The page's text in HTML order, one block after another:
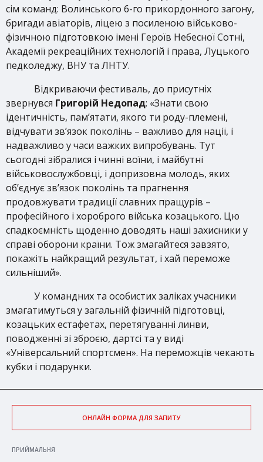
сім команд: Волинського 6-го прикордонного загону,
бригади авіаторів, ліцею з посиленою військово-
фізичною підготовкою імені Героїв Небесної Сотні,
Академії рекреаційних технологій і права, Луцького
педколеджу, ВНУ та ЛНТУ.
Відкриваючи фестиваль, до присутніх
звернувся Григорій Недопад: «Знати свою
ідентичність, пам’ятати, якого ти роду-племені,
відчувати зв’язок поколінь – важливо для нації, і
надважливо у часи важких випробувань. Тут
сьогодні зібралися і чинні воїни, і майбутні
військовослужбовці, і допризовна молодь, яких
об’єднує зв’язок поколінь та прагнення
продовжувати традиції славних пращурів –
професійного і хороброго війська козацького. Цю
спадкоємність щоденно доводять наші захисники у
справі оборони країни. Тож змагайтеся завзято,
покажіть найкращий результат, і хай переможе
сильніший».
У командних та особистих заліках учасники
змагатимуться у загальній фізичній підготовці,
козацьких естафетах, перетягуванні линви,
поводженні зі зброєю, дартсі та у виді
«Універсальний спортсмен». На переможців чекають
кубки і подарунки.
ОНЛАЙН ФОРМА ДЛЯ ЗАПИТУ
ПРИЙМАЛЬНЯ